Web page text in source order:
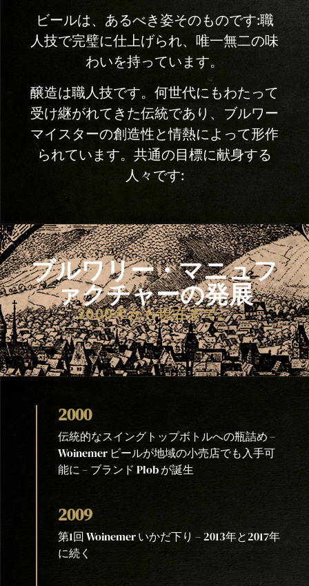
ビールは、あるべき姿そのものです:職
人技で完璧に仕上げられ、唯一無二の味
わいを持っています。
醸造は職人技です。何世代にもわたって
受け継がれてきた伝統であり、ブルワー
マイスターの創造性と情熱によって形作
られています。共通の目標に献身する
人々です:
ブルワリー・マニュフ
ァクチャーの発展
2000年から現在まで。
2000
伝統的なスイングトップボトルへの瓶詰め –
Woinemer ビールが地域の小売店でも入手可
能に – ブランド Plob が誕生
2009
第1回 Woinemer いかだ下り – 2013年と2017年
に続く